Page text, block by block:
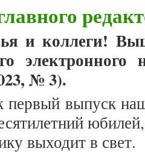
и коллеги!
электронного
№ 3).
выпуск
выходит в свет.